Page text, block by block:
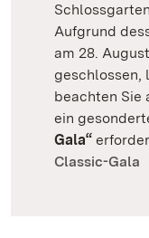
Aufgrund
am 28.
geschlossen,
beachten Sie
ein
Gala“
Classic-Gala